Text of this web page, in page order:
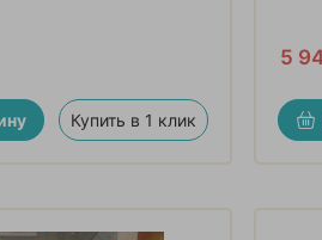
Купить в 1 клик
5